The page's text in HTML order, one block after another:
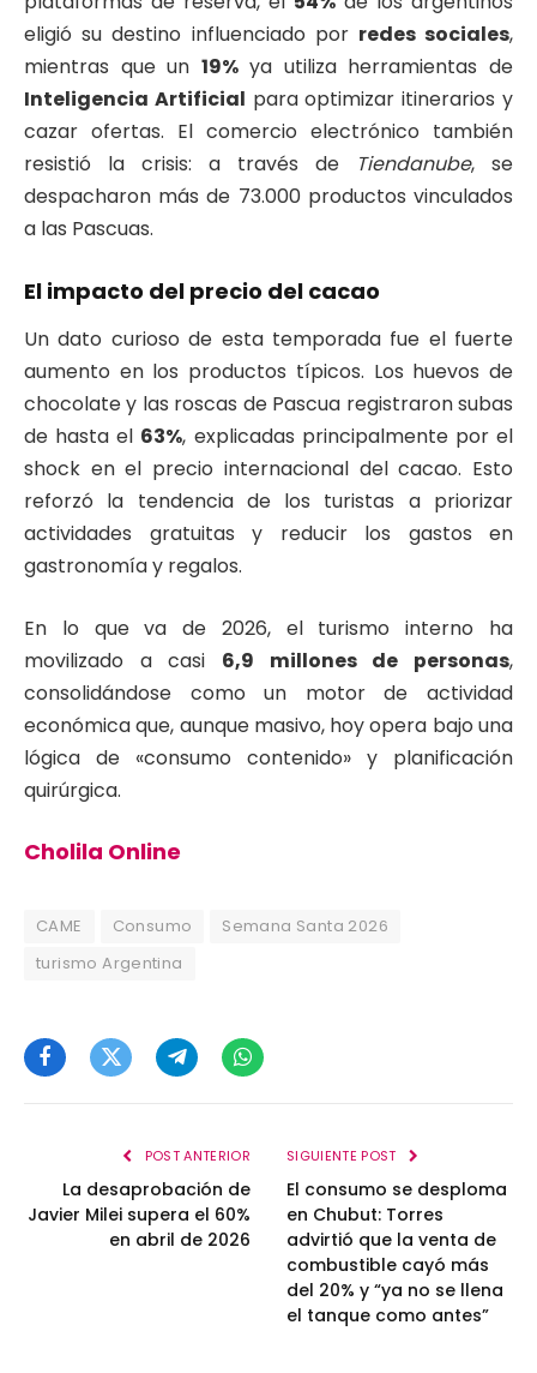
eligió su destino influenciado por redes sociales,
mientras que un 19%ya utiliza herramientas de
Inteligencia Artificial para optimizar itinerarios y
cazar ofertas. El comercio electrónico también
resistió la crisis: a través de
Tiendanube, se
despacharon más de 73.000 productos vinculados
a las Pascuas.
El impacto del precio del cacao
Un dato curioso de esta temporada fue el fuerte
aumento en los productos típicos. Los huevos de
chocolate y las roscas de Pascua registraron subas
de hasta el 63%, explicadas principalmente por el
shock en el precio internacional del cacao. Esto
reforzó la tendencia de los turistas a priorizar
actividades gratuitas y reducir los gastos en
gastronomía y regalos.
En lo que va de 2026, el turismo interno ha
movilizado a casi 6,9 millones de personas,
consolidándose como un motor de actividad
económica que, aunque masivo, hoy opera bajo una
lógica de «consumo contenido» y planificación
quirúrgica.
Cholila Online
CAME Consumo
Semana Santa 2026
turismo Argentina
FacebookTwitterTelegramWhatsApp
POST ANTERIOR
La desaprobación de
Javier Milei supera el 60%
en abril de 2026
SIGUIENTE POST
El consumo se desploma
en Chubut: Torres
advirtió que la venta de
combustible cayó más
del 20% y “ya no se llena
el tanque como antes”